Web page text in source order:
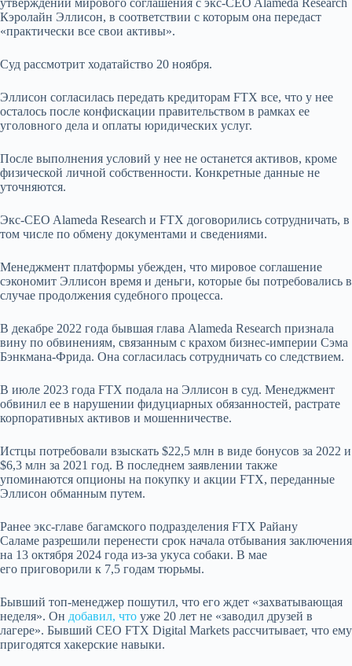
утверждении мирового соглашения с экс-CEO Alameda Research
Кэролайн Эллисон, в соответствии с которым она передаст
«практически все свои активы».
Суд рассмотрит ходатайство 20 ноября.
Эллисон согласилась передать кредиторам FTX все, что у нее
осталось после конфискации правительством в рамках ее
уголовного дела и оплаты юридических услуг.
После выполнения условий у нее не останется активов, кроме
физической личной собственности. Конкретные данные не
уточняются.
Экс-CEO Alameda Research и FTX договорились сотрудничать, в
том числе по обмену документами и сведениями.
Менеджмент платформы убежден, что мировое соглашение
сэкономит Эллисон время и деньги, которые бы потребовались в
случае продолжения судебного процесса.
В декабре 2022 года бывшая глава Alameda Research признала
вину по обвинениям, связанным с крахом бизнес-империи Сэма
Бэнкмана-Фрида. Она согласилась сотрудничать со следствием.
В июле 2023 года FTX подала на Эллисон в суд. Менеджмент
обвинил ее в нарушении фидуциарных обязанностей, растрате
корпоративных активов и мошенничестве.
Истцы потребовали взыскать $22,5 млн в виде бонусов за 2022 и
$6,3 млн за 2021 год. В последнем заявлении также
упоминаются опционы на покупку и акции FTX, переданные
Эллисон обманным путем.
Ранее экс-главе багамского подразделения FTX Райану
Саламе разрешили перенести срок начала отбывания заключения
на 13 октября 2024 года из-за укуса собаки. В мае
его приговорили к 7,5 годам тюрьмы.
Бывший топ-менеджер пошутил, что его ждет «захватывающая
неделя». Он добавил, что уже 20 лет не «заводил друзей в
лагере». Бывший CEO FTX Digital Markets рассчитывает, что ему
пригодятся хакерские навыки.